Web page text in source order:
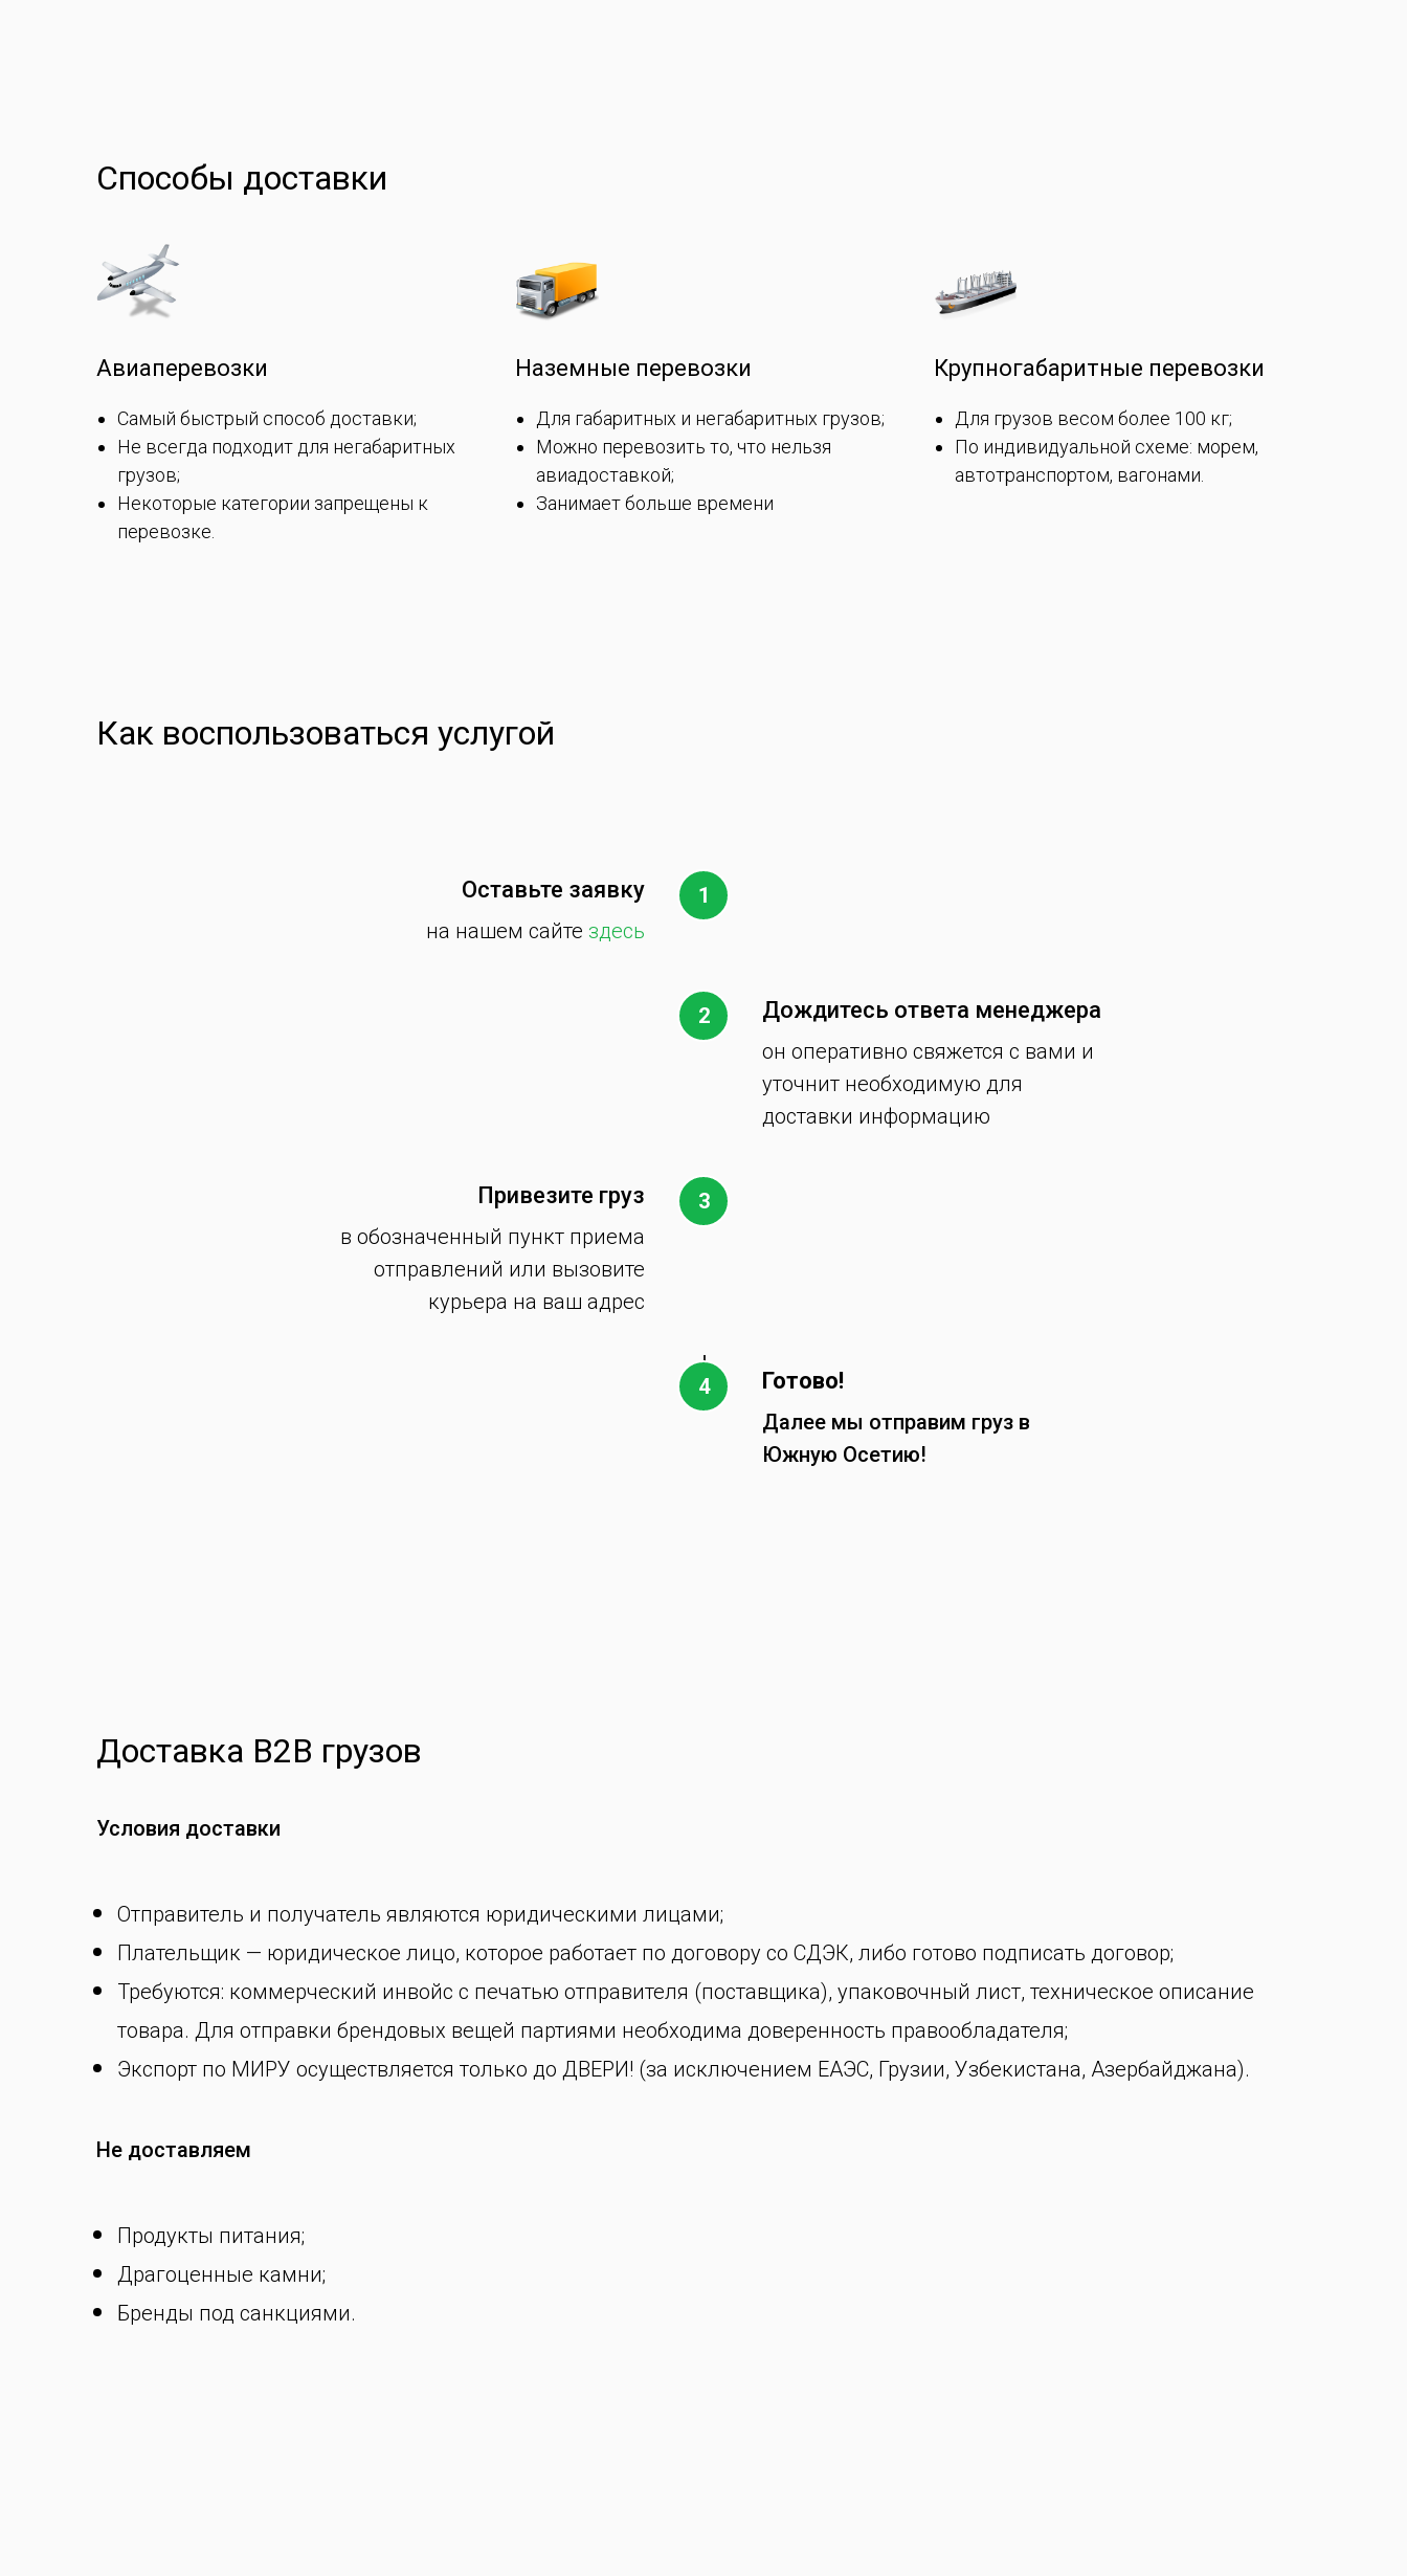
Способы доставки
Авиаперевозки
Самый быстрый способ доставки;
Не всегда подходит для негабаритных
грузов;
Некоторые категории запрещены к
перевозке.
Наземные перевозки
Для габаритных и негабаритных грузов;
Можно перевозить то, что нельзя
авиадоставкой;
Занимает больше времени
Крупногабаритные перевозки
Для грузов весом более 100 кг;
По индивидуальной схеме: морем,
автотранспортом, вагонами.
Как воспользоваться услугой
Оставьте заявку
на нашем сайте здесь
Дождитесь ответа менеджера
он оперативно свяжется с вами и
уточнит необходимую для
доставки информацию
Привезите груз
в обозначенный пункт приема
отправлений или вызовите
курьера на ваш адрес
Готово!
Далее мы отправим груз в
Южную Осетию!
Доставка B2B грузов
Условия доставки
Отправитель и получатель являются юридическими лицами;
Плательщик — юридическое лицо, которое работает по договору со СДЭК, либо готово подписать договор;
Требуются: коммерческий инвойс с печатью отправителя (поставщика), упаковочный лист, техническое описание
товара. Для отправки брендовых вещей партиями необходима доверенность правообладателя;
Экспорт по МИРУ осуществляется только до ДВЕРИ! (за исключением ЕАЭС, Грузии, Узбекистана, Азербайджана).
Не доставляем
Продукты питания;
Драгоценные камни;
Бренды под санкциями.